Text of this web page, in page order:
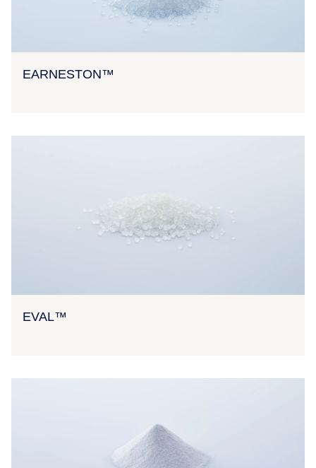
EARNESTON™
EVAL™